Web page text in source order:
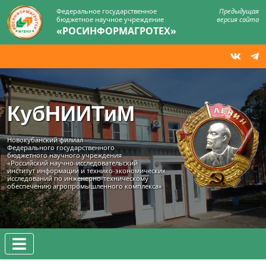
Федеральное государственное
бюджетное научное учреждение
«РОСИНФОРМАГРОТЕХ»
Предыдущая
версия сайта
КубНИИТиМ
Новокубанский филиал
Федерального государственного
бюджетного научного учреждения
«Российский научно-исследовательский
институт информации и технико‑экономических
исследований по инженерно‑техническому
обеспечению агропромышленного комплекса»